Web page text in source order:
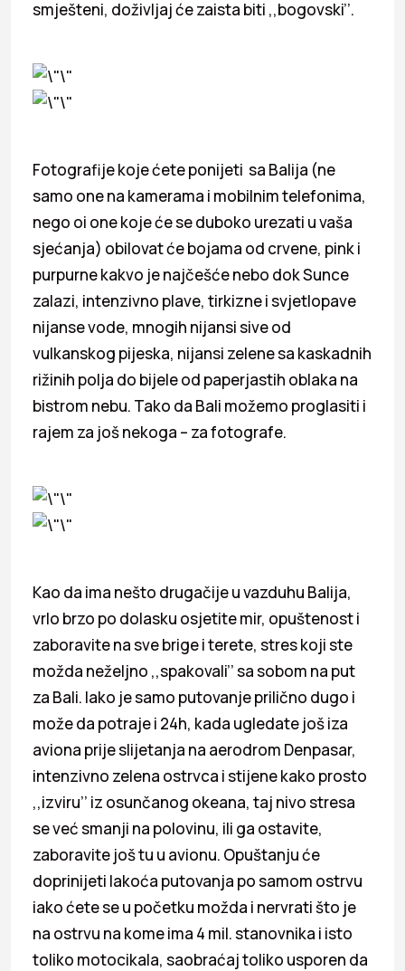
smješteni, doživljaj će zaista biti ,,bogovski’’.
Fotografije koje ćete ponijeti sa Balija (ne
samo one na kamerama i mobilnim telefonima,
nego oi one koje će se duboko urezati u vaša
sjećanja) obilovat će bojama od crvene, pink i
purpurne kakvo je najčešće nebo dok Sunce
zalazi, intenzivno plave, tirkizne i svjetlopave
nijanse vode, mnogih nijansi sive od
vulkanskog pijeska, nijansi zelene sa kaskadnih
rižinih polja do bijele od paperjastih oblaka na
bistrom nebu. Tako da Bali možemo proglasiti i
rajem za još nekoga – za fotografe.
Kao da ima nešto drugačije u vazduhu Balija,
vrlo brzo po dolasku osjetite mir, opuštenost i
zaboravite na sve brige i terete, stres koji ste
možda neželjno ,,spakovali’’ sa sobom na put
za Bali. Iako je samo putovanje prilično dugo i
može da potraje i 24h, kada ugledate još iza
aviona prije slijetanja na aerodrom Denpasar,
intenzivno zelena ostrvca i stijene kako prosto
,,izviru’’ iz osunčanog okeana, taj nivo stresa
se već smanji na polovinu, ili ga ostavite,
zaboravite još tu u avionu. Opuštanju će
doprinijeti lakoća putovanja po samom ostrvu
iako ćete se u početku možda i nervrati što je
na ostrvu na kome ima 4 mil. stanovnika i isto
toliko motocikala, saobraćaj toliko usporen da